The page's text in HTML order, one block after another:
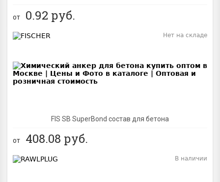
от 0.92 руб.
FIS SB SuperBond состав для бетона
Нет на складе
от 408.08 руб.
В наличии